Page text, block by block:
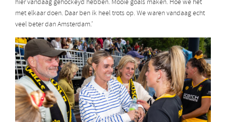
hier vandaag gehockeyd hebben. Mooie goals maken. Hoe we het
met elkaar doen. Daar ben ik heel trots op. We waren vandaag echt
veel beter dan Amsterdam.’